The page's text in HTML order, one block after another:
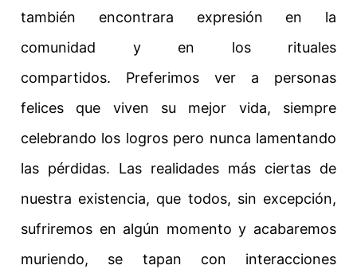
también encontrara expresión en la
comunidad y en los rituales
compartidos. Preferimos ver a personas
felices que viven su mejor vida, siempre
celebrando los logros pero nunca lamentando
las pérdidas. Las realidades más ciertas de
nuestra existencia, que todos, sin excepción,
sufriremos en algún momento y acabaremos
muriendo, se tapan con interacciones